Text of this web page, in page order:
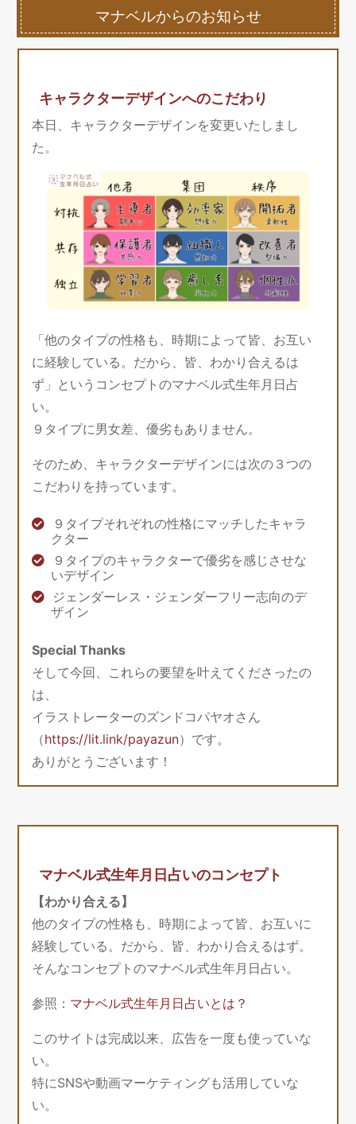
マナベルからのお知らせ
キャラクターデザインへのこだわり
本日、キャラクターデザインを変更いたしまし
た。
「他のタイプの性格も、時期によって皆、お互い
に経験している。だから、皆、わかり合えるは
ず」というコンセプトのマナベル式生年月日占
い。
９タイプに男女差、優劣もありません。
そのため、キャラクターデザインには次の３つの
こだわりを持っています。
９タイプそれぞれの性格にマッチしたキャラ
クター
９タイプのキャラクターで優劣を感じさせな
いデザイン
ジェンダーレス・ジェンダーフリー志向のデ
ザイン
Special Thanks
そして今回、これらの要望を叶えてくださったの
は、
イラストレーターのズンドコパヤオさん
（https://lit.link/payazun）です。
ありがとうございます！
マナベル式生年月日占いのコンセプト
【わかり合える】
他のタイプの性格も、時期によって皆、お互いに
経験している。だから、皆、わかり合えるはず。
そんなコンセプトのマナベル式生年月日占い。
参照： マナベル式生年月日占いとは？
このサイトは完成以来、広告を一度も使っていな
い。
特にSNSや動画マーケティングも活用していな
い。